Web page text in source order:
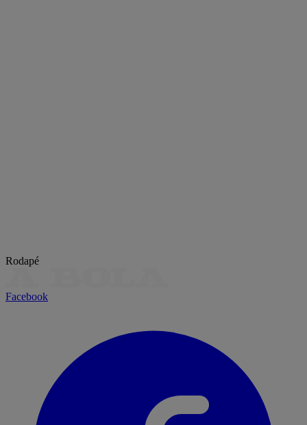
Rodapé
Facebook